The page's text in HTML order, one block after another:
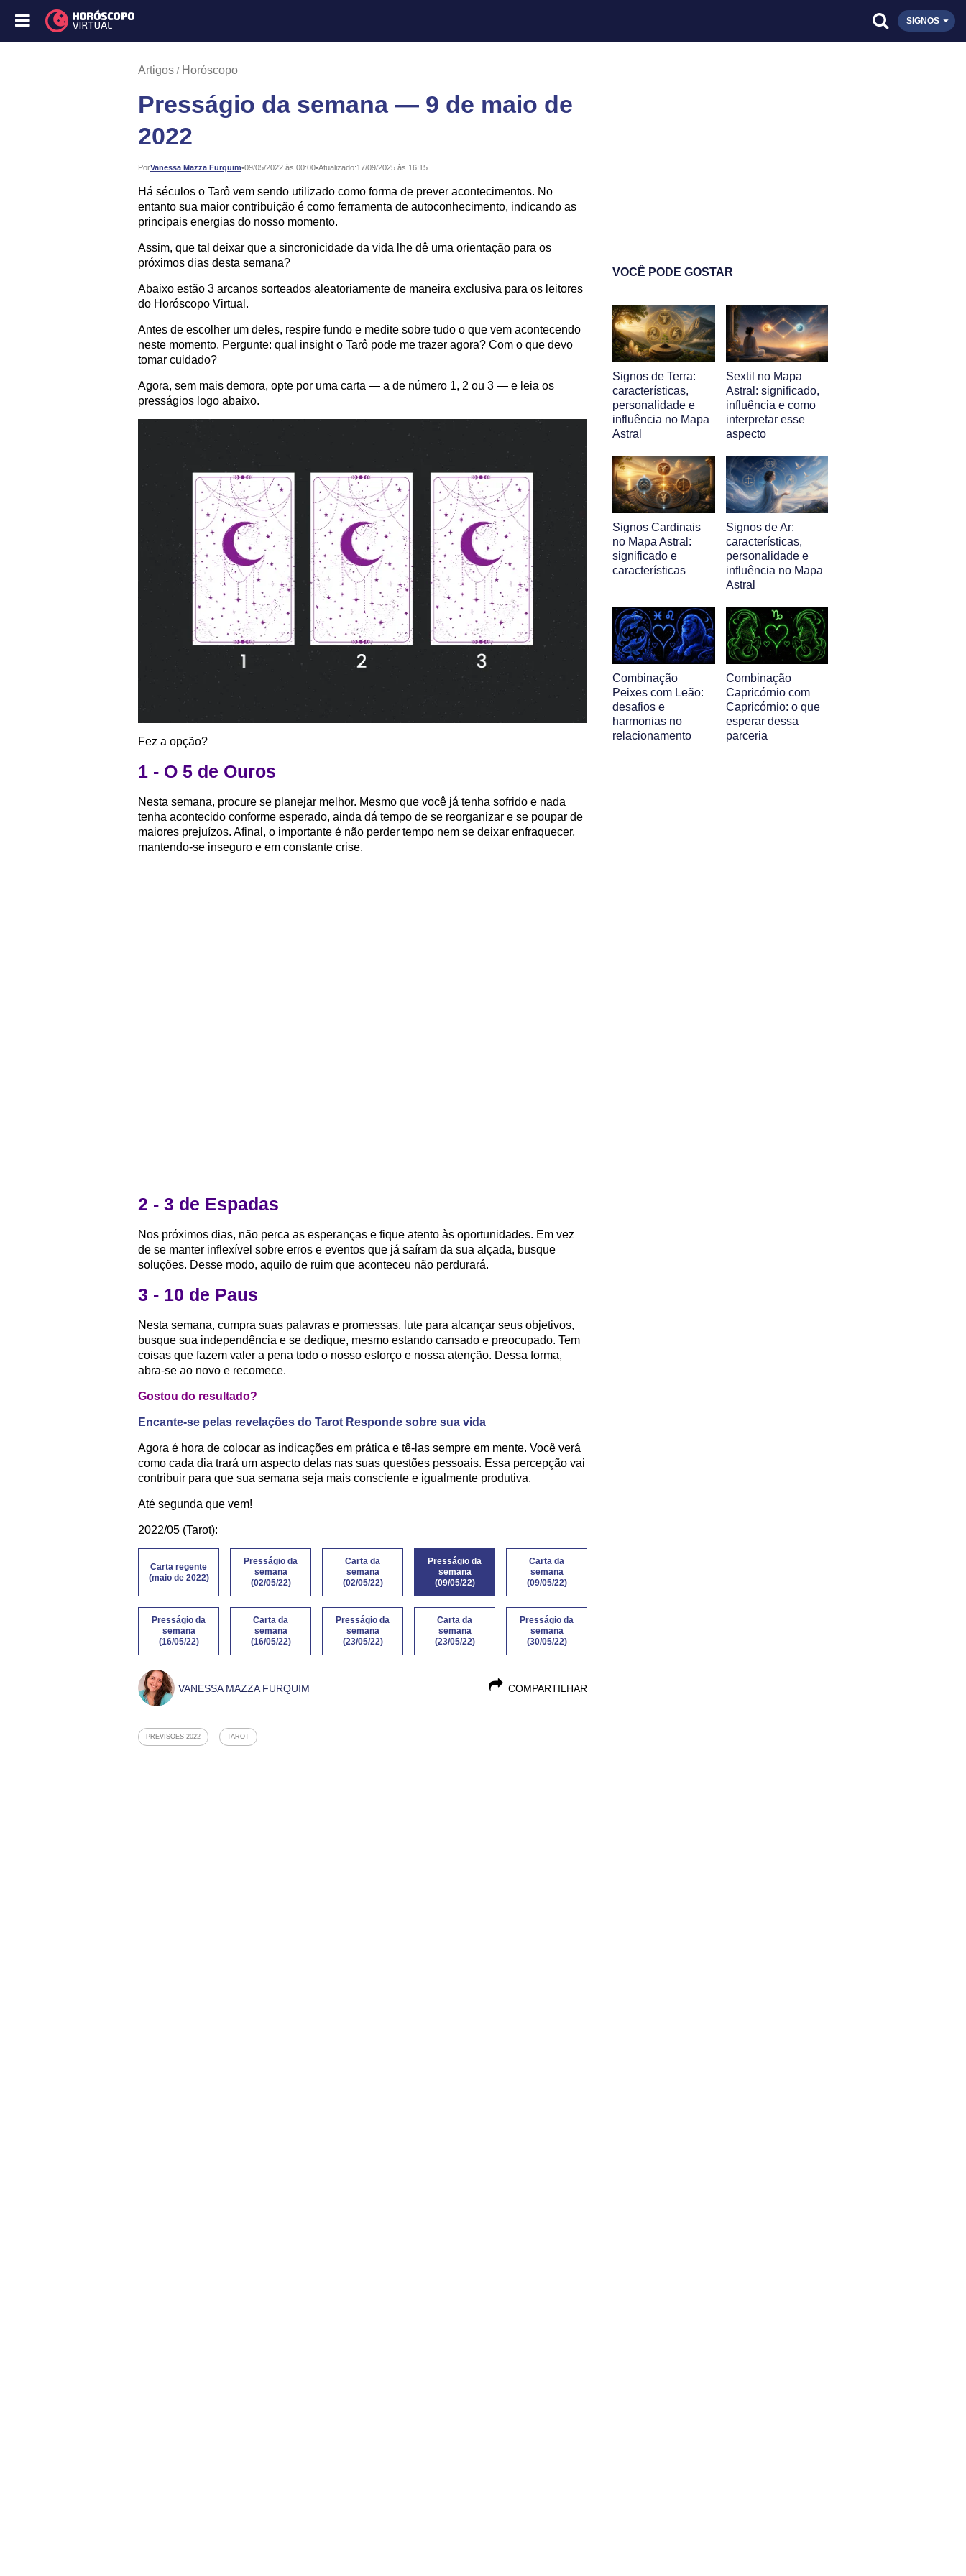
SIGNOS
Artigos Horóscopo
Presságio da semana — 9 de maio de
2022
PorVanessa Mazza Furquim•
Publicado: 09/05/2022 às 00:00•Atualizado:17/09/2025 às 16:15
Há séculos o Tarô vem sendo utilizado como forma de prever acontecimentos. No
entanto sua maior contribuição é como ferramenta de autoconhecimento, indicando as
principais energias do nosso momento.
Assim, que tal deixar que a sincronicidade da vida lhe dê uma orientação para os
próximos dias desta semana?
Abaixo estão 3 arcanos sorteados aleatoriamente de maneira exclusiva para os leitores
do Horóscopo Virtual.
Antes de escolher um deles, respire fundo e medite sobre tudo o que vem acontecendo
neste momento. Pergunte: qual insight o Tarô pode me trazer agora? Com o que devo
tomar cuidado?
Agora, sem mais demora, opte por uma carta — a de número 1, 2 ou 3 — e leia os
presságios logo abaixo.
Fez a opção?
1 - O 5 de Ouros
Nesta semana, procure se planejar melhor. Mesmo que você já tenha sofrido e nada
tenha acontecido conforme esperado, ainda dá tempo de se reorganizar e se poupar de
maiores prejuízos. Afinal, o importante é não perder tempo nem se deixar enfraquecer,
mantendo-se inseguro e em constante crise.
2 - 3 de Espadas
Nos próximos dias, não perca as esperanças e fique atento às oportunidades. Em vez
de se manter inflexível sobre erros e eventos que já saíram da sua alçada, busque
soluções. Desse modo, aquilo de ruim que aconteceu não perdurará.
3 - 10 de Paus
Nesta semana, cumpra suas palavras e promessas, lute para alcançar seus objetivos,
busque sua independência e se dedique, mesmo estando cansado e preocupado. Tem
coisas que fazem valer a pena todo o nosso esforço e nossa atenção. Dessa forma,
abra-se ao novo e recomece.
Gostou do resultado?
Encante-se pelas revelações do Tarot Responde sobre sua vida
Agora é hora de colocar as indicações em prática e tê-las sempre em mente. Você verá
como cada dia trará um aspecto delas nas suas questões pessoais. Essa percepção vai
contribuir para que sua semana seja mais consciente e igualmente produtiva.
Até segunda que vem!
2022/05 (Tarot):
Carta regente
(maio de 2022)
Presságio da
semana
(02/05/22)
Carta da
semana
(02/05/22)
Presságio da
semana
(09/05/22)
Carta da
semana
(09/05/22)
Presságio da
semana
(16/05/22)
Carta da
semana
(16/05/22)
Presságio da
semana
(23/05/22)
Carta da
semana
(23/05/22)
Presságio da
semana
(30/05/22)
COMPARTILHAR
VANESSA MAZZA FURQUIM
PREVISOES 2022 TAROT
VOCÊ PODE GOSTAR
Signos de Terra:
características,
personalidade e
influência no Mapa
Astral
Sextil no Mapa
Astral: significado,
influência e como
interpretar esse
aspecto
Signos Cardinais
no Mapa Astral:
significado e
características
Signos de Ar:
características,
personalidade e
influência no Mapa
Astral
Combinação
Peixes com Leão:
desafios e
harmonias no
relacionamento
Combinação
Capricórnio com
Capricórnio: o que
esperar dessa
parceria